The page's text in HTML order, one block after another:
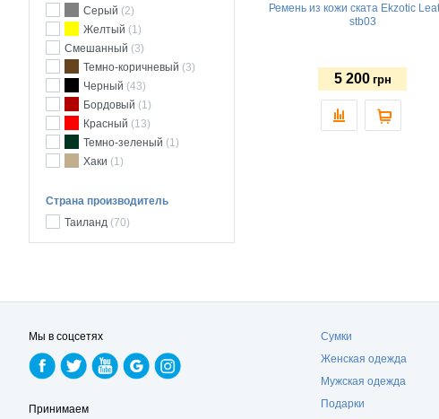
Серый (2)
Желтый (1)
Смешанный (3)
Темно-коричневый (3)
Черный (43)
Бордовый (1)
Красный (13)
Темно-зеленый (1)
Хаки (1)
Страна производитель
Таиланд (70)
Ремень из кожи ската Ekzotic
stb03
5 200 грн
Мы в соцсетях
Принимаем
Сумки
Женская одежда
Мужская одежда
Подарки